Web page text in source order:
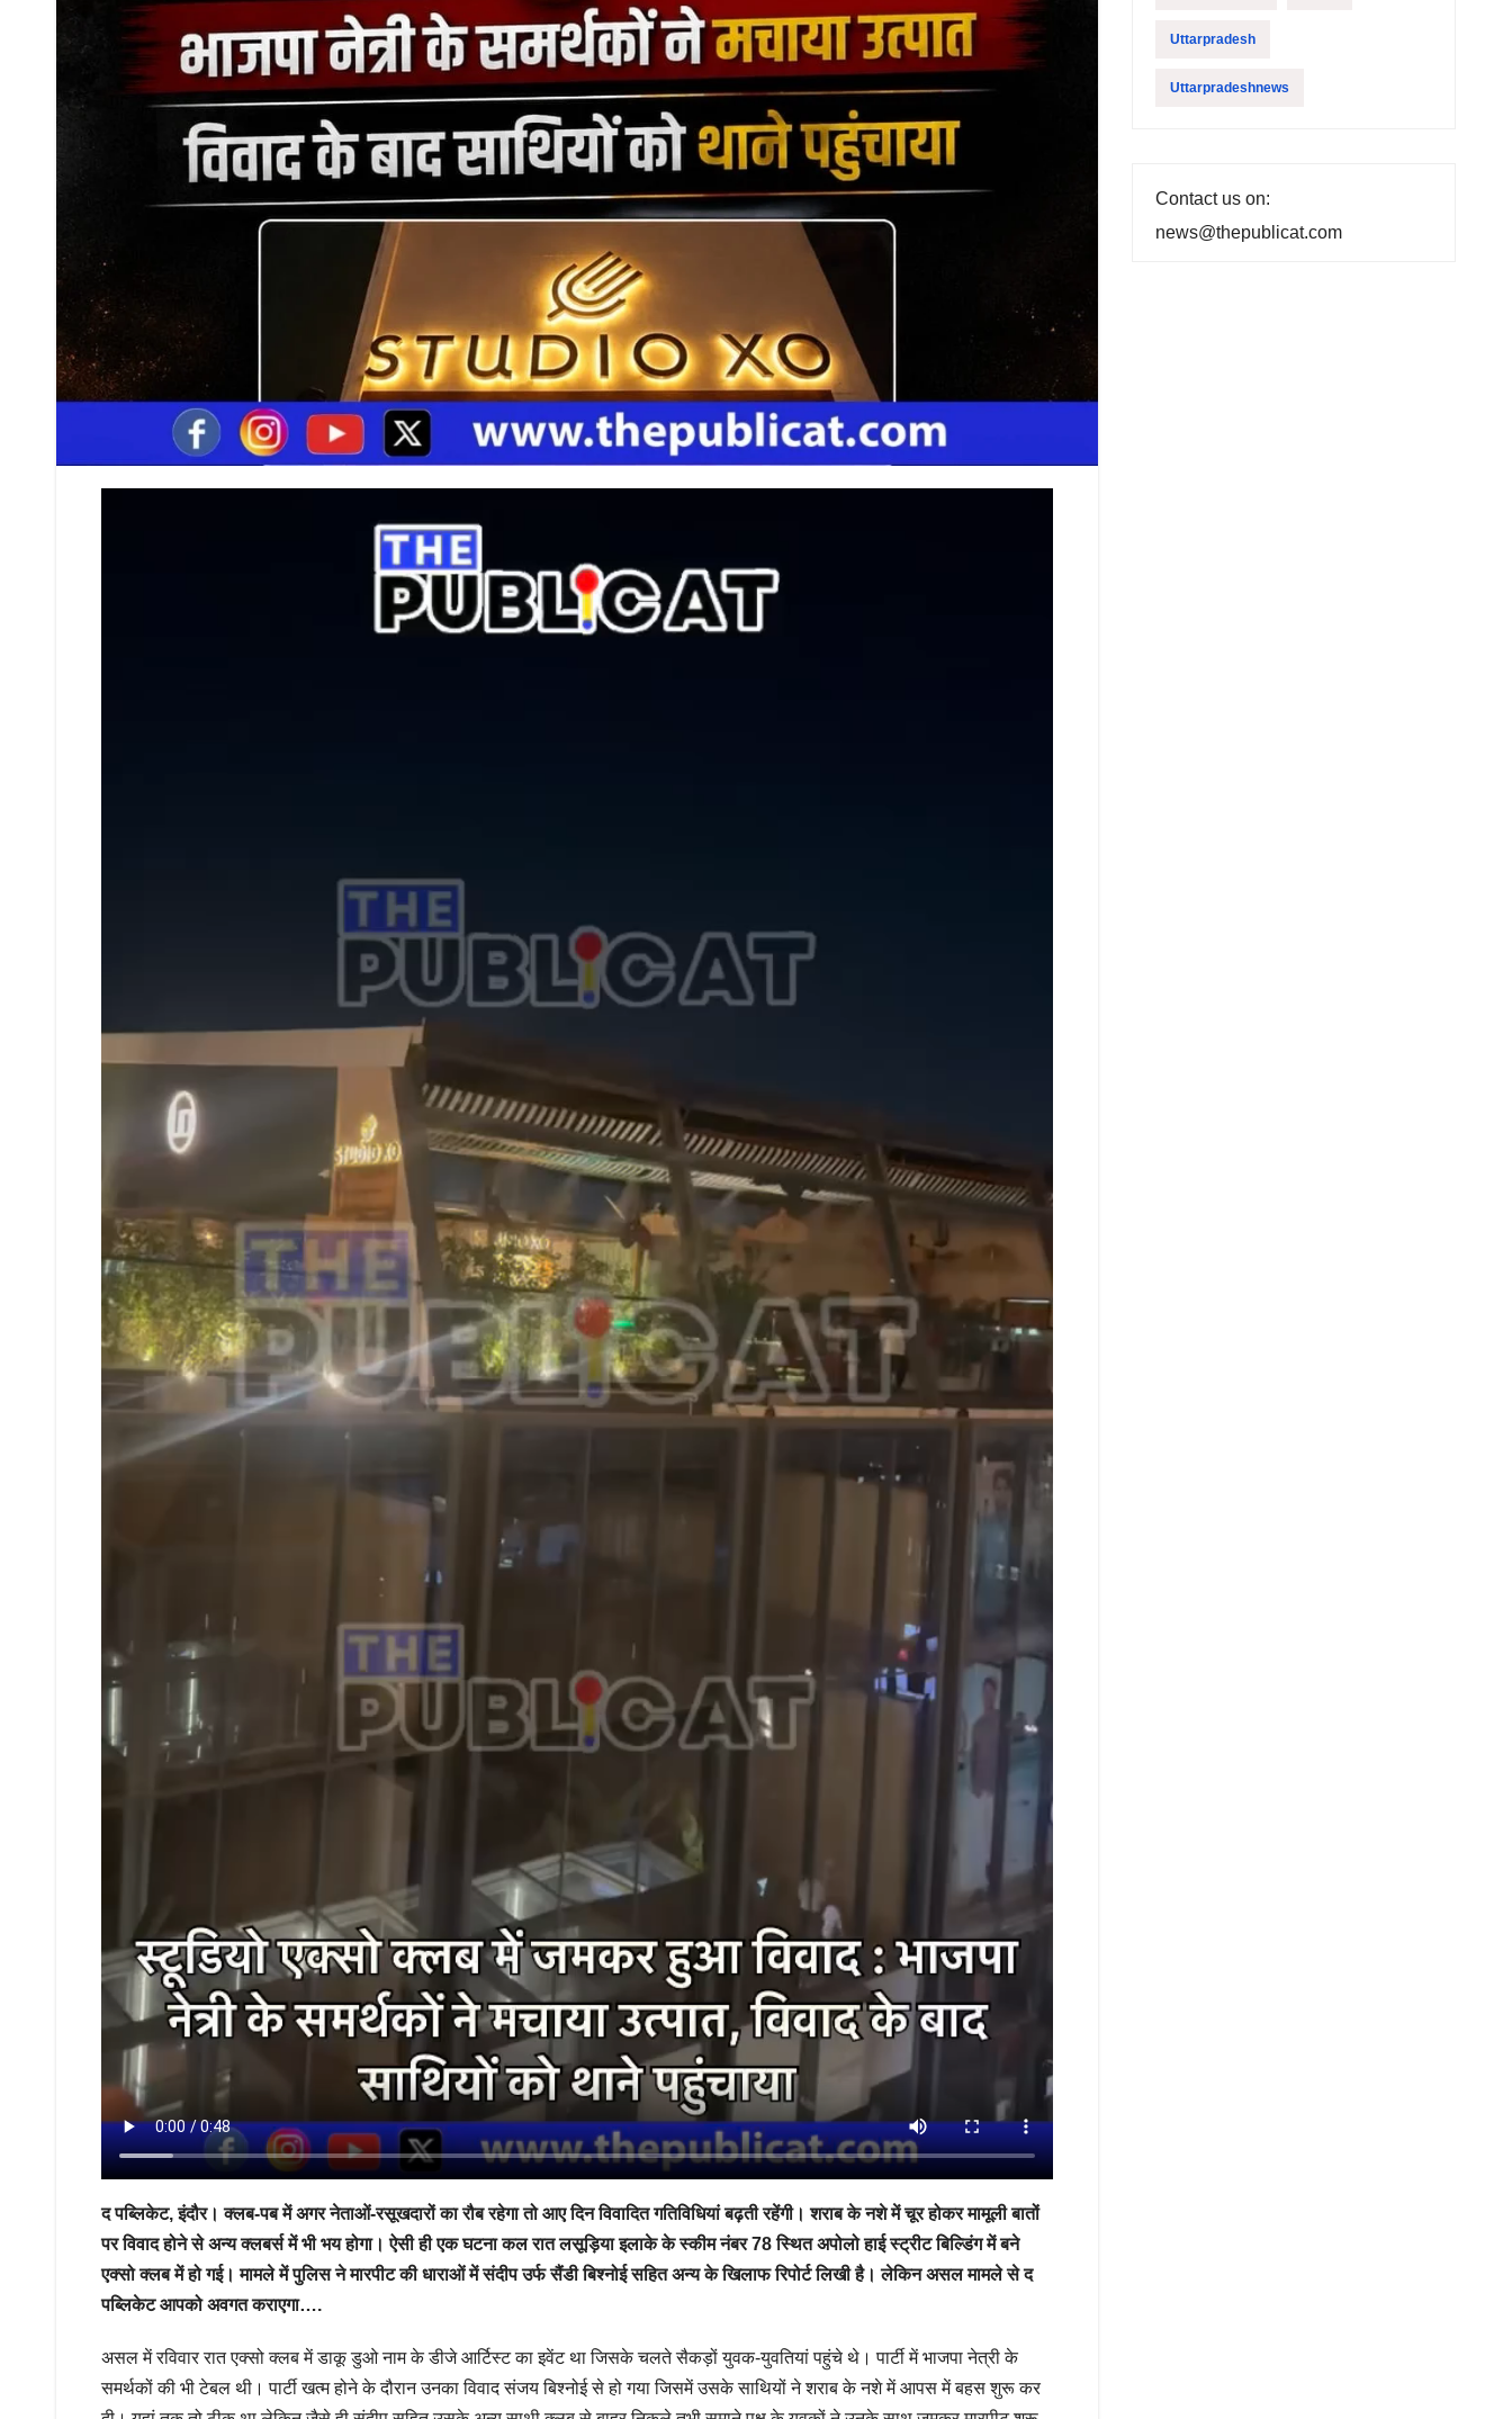
द पब्लिकेट, इंदौर। क्लब-पब में अगर नेताओं-रसूखदारों का रौब रहेगा तो आए दिन विवादित गतिविधियां बढ़ती रहेंगी। शराब के नशे में चूर होकर मामूली बातों
पर विवाद होने से अन्य क्लबर्स में भी भय होगा। ऐसी ही एक घटना कल रात लसूड़िया इलाके के स्कीम नंबर 78 स्थित अपोलो हाई स्ट्रीट बिल्डिंग में बने
एक्सो क्लब में हो गई। मामले में पुलिस ने मारपीट की धाराओं में संदीप उर्फ सैंडी बिश्नोई सहित अन्य के खिलाफ रिपोर्ट लिखी है। लेकिन असल मामले से द
पब्लिकेट आपको अवगत कराएगा….
असल में रविवार रात एक्सो क्लब में डाकू डुओ नाम के डीजे आर्टिस्ट का इवेंट था जिसके चलते सैकड़ों युवक-युवतियां पहुंचे थे। पार्टी में भाजपा नेत्री के
समर्थकों की भी टेबल थी। पार्टी खत्म होने के दौरान उनका विवाद संजय बिश्नोई से हो गया जिसमें उसके साथियों ने शराब के नशे में आपस में बहस शुरू कर
Uttarpradesh
Uttarpradeshnews
Contact us on:
news@thepublicat.com